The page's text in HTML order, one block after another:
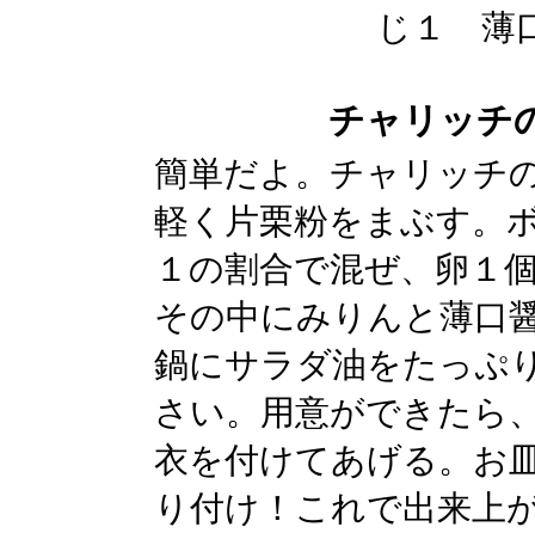
じ１ 薄
チャリッチ
簡単だよ。チャリッチ
軽く片栗粉をまぶす。
１の割合で混ぜ、卵１
その中にみりんと薄口
鍋にサラダ油をたっぷ
さい。用意ができたら
衣を付けてあげる。お
り付け！これで出来上